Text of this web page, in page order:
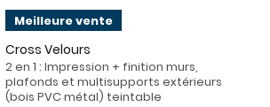
Meilleure vente
Cross Velours
2 en 1 : Impression + finition murs,
plafonds et multisupports extérieurs
(bois PVC métal) teintable